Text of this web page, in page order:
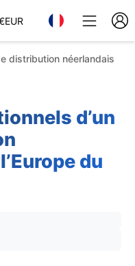
EUR
distribution néerlandais
d’un
du